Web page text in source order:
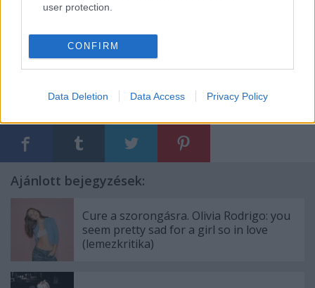
user protection.
CONFIRM
Data Deletion Data Access Privacy Policy
Címkék:könyv 1991 nirvana courtney love hole
kurt cobain
Ajánlott bejegyzések:
Cure a szorongásra. Olivia Rodrigo: you
seem pretty sad for a girl so in love
(lemezkritika)